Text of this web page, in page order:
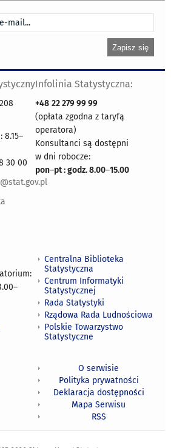
8.15–
30 00
Infolinia Statystyczna:
+48 22 279 99 99
(opłata zgodna z taryfą
operatora)
Konsultanci są dostępni
w dni robocze:
pon–pt : godz. 8.00–15.00
–
Centralna Biblioteka
Statystyczna
Centrum Informatyki
Statystycznej
Rada Statystyki
Rządowa Rada Ludnościowa
Polskie Towarzystwo
Statystyczne
O serwisie
Polityka prywatności
Deklaracja dostępności
Mapa Serwisu
RSS